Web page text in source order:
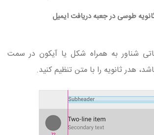
طوسی در جعبه دریافت ایمیل
شناور به همراه شکل یا آیکون در سمت
هدر ثانویه را با متن تنظیم کنید.